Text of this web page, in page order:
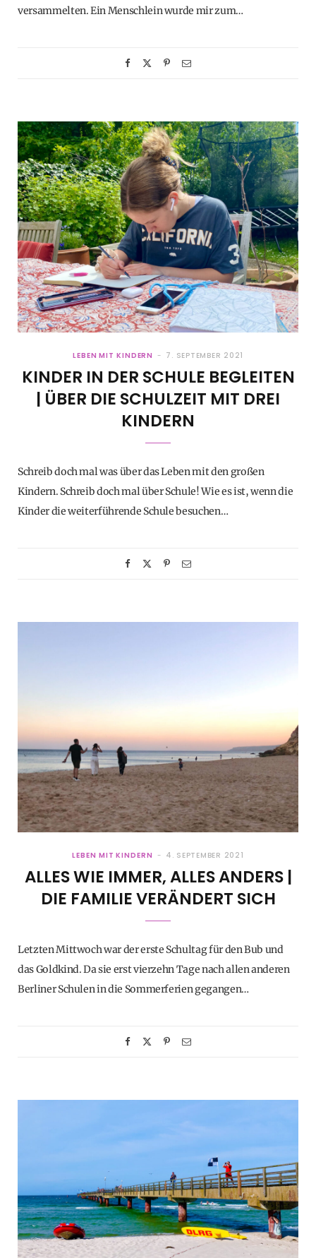
versammelten. Ein Menschlein wurde mir zum…
LEBEN MIT KINDERN 7. SEPTEMBER 2021
KINDER IN DER SCHULE BEGLEITEN
| ÜBER DIE SCHULZEIT MIT DREI
KINDERN
Schreib doch mal was über das Leben mit den großen
Kindern. Schreib doch mal über Schule! Wie es ist, wenn die
Kinder die weiterführende Schule besuchen…
LEBEN MIT KINDERN 4. SEPTEMBER 2021
ALLES WIE IMMER, ALLES ANDERS |
DIE FAMILIE VERÄNDERT SICH
Letzten Mittwoch war der erste Schultag für den Bub und
das Goldkind. Da sie erst vierzehn Tage nach allen anderen
Berliner Schulen in die Sommerferien gegangen…